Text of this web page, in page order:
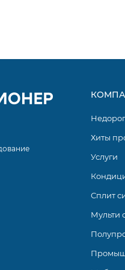
Хиты
Услуги
Сплит
Мульти